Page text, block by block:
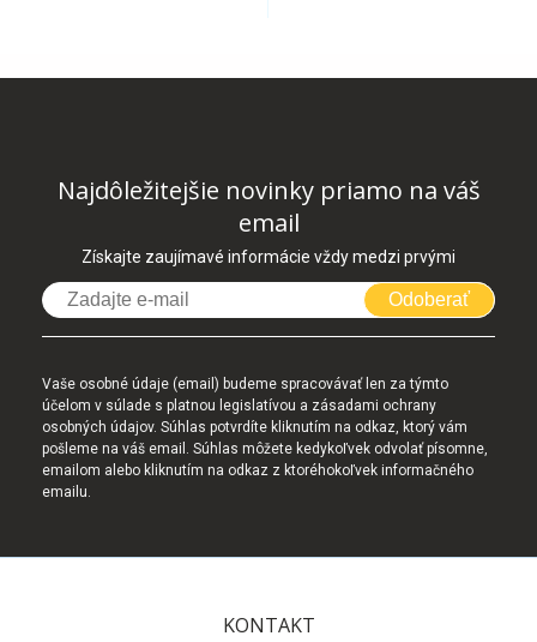
Najdôležitejšie novinky priamo na váš
email
Získajte zaujímavé informácie vždy medzi prvými
Odoberať
Vaše osobné údaje (email) budeme spracovávať len za týmto
účelom v súlade s platnou legislatívou a zásadami ochrany
osobných údajov. Súhlas potvrdíte kliknutím na odkaz, ktorý vám
pošleme na váš email. Súhlas môžete kedykoľvek odvolať písomne,
emailom alebo kliknutím na odkaz z ktoréhokoľvek informačného
emailu.
KONTAKT